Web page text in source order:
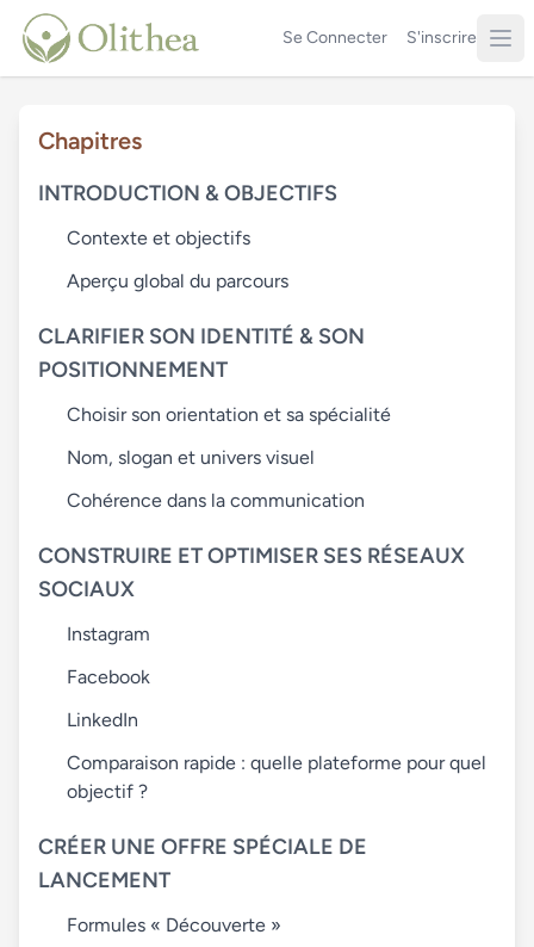
Se Connecter S'inscrire
Chapitres
INTRODUCTION & OBJECTIFS
Contexte et objectifs
Aperçu global du parcours
CLARIFIER SON IDENTITÉ & SON
POSITIONNEMENT
Choisir son orientation et sa spécialité
Nom, slogan et univers visuel
Cohérence dans la communication
CONSTRUIRE ET OPTIMISER SES RÉSEAUX
SOCIAUX
Instagram
Facebook
LinkedIn
Comparaison rapide : quelle plateforme pour quel
objectif ?
CRÉER UNE OFFRE SPÉCIALE DE
LANCEMENT
Formules « Découverte »